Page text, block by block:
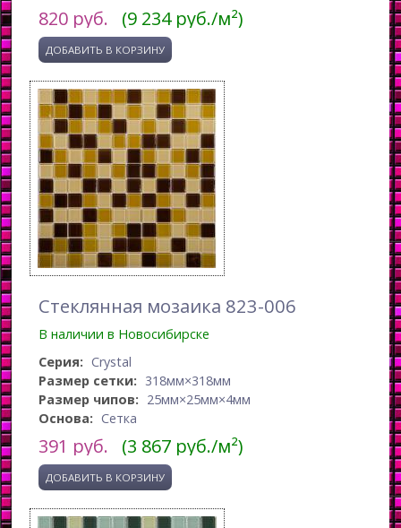
820 руб. (9 234 руб./м²)
Стеклянная мозаика 823-006
В наличии в Новосибирске
Серия: Crystal
Размер сетки: 318мм×318мм
Размер чипов: 25мм×25мм×4мм
Основа: Сетка
391 руб. (3 867 руб./м²)